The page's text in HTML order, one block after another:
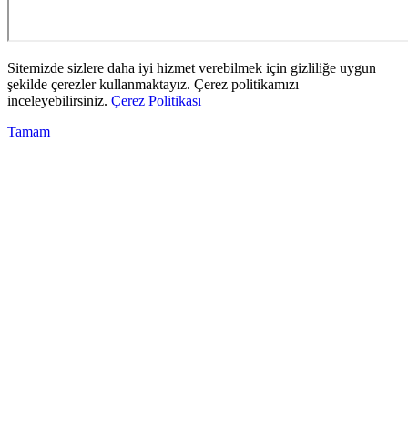
Sitemizde sizlere daha iyi hizmet verebilmek için gizliliğe uygun
şekilde çerezler kullanmaktayız. Çerez politikamızı
inceleyebilirsiniz. Çerez Politikası
Tamam